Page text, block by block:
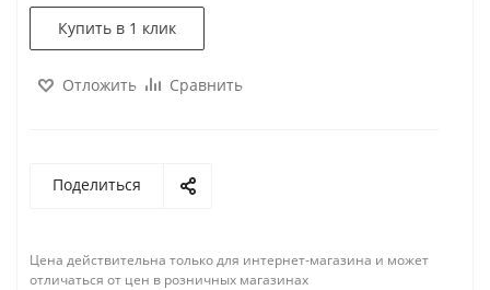
Купить в 1 клик
Отложить Сравнить
Поделиться
Цена действительна только для интернет-магазина и может
отличаться от цен в розничных магазинах